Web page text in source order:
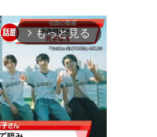
arrow_forward_ios もっと見る